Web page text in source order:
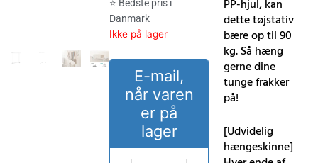
⭐ Bedste pris i
Danmark
Ikke på lager
E-mail,
når varen
er på
lager
PP-hjul, kan
dette tøjstativ
bære op til 90
kg. Så hæng
gerne dine
tunge frakker
på!
[Udvidelig
hængeskinne]